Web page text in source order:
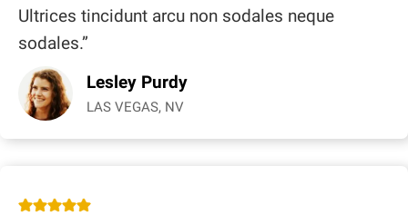
Ultrices tincidunt arcu non sodales neque
sodales.”
Lesley Purdy
LAS VEGAS, NV